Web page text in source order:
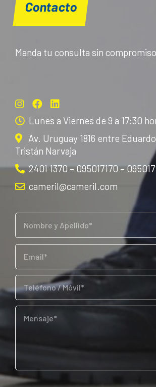
Contacto
Manda tu consulta sin
Lunes a Viernes de 9 a 17:30
Av. Uruguay 1816 entre
Tristán Narvaja
2401 1370 – 095017170 –
cameril@cameril.com